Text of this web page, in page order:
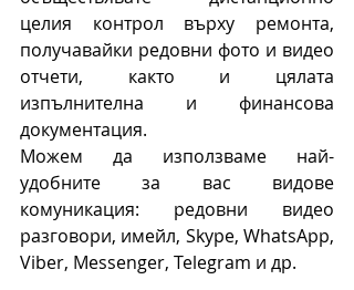
целия контрол върху ремонта,
получавайки редовни фото и видео
отчети, както и цялата
изпълнителна и финансова
документация.
Можем да използваме най-
удобните за вас видове
комуникация: редовни видео
разговори, имейл, Skype, WhatsApp,
Viber, Messenger, Telegram и др.